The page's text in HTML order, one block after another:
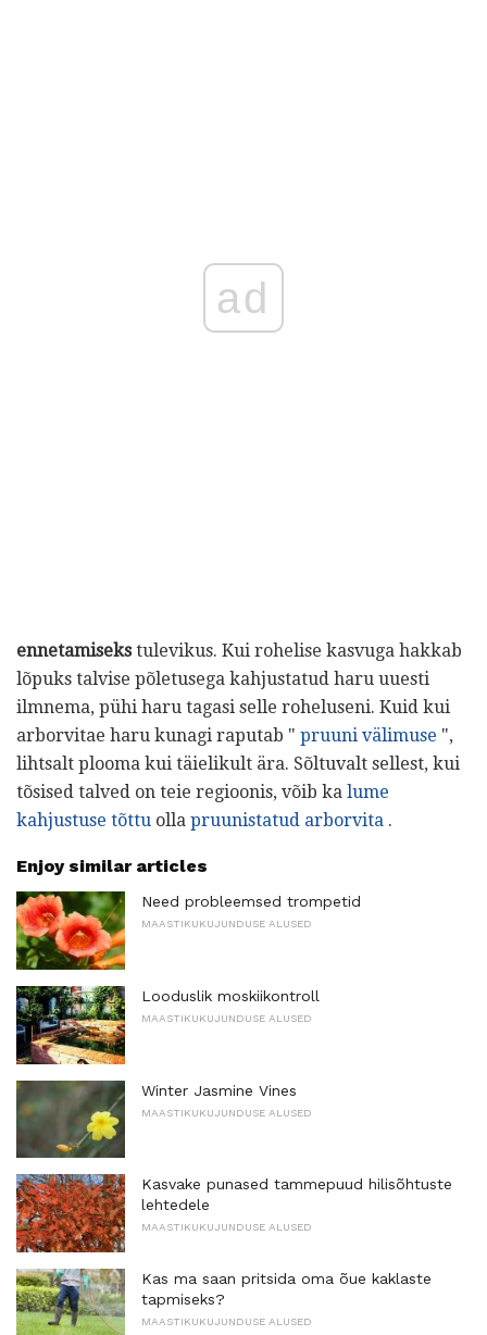
ad
ennetamisekstulevikus. Kui rohelise kasvuga hakkab
lõpuks talvise põletusega kahjustatud haru uuesti
ilmnema, pühi haru tagasi selle roheluseni. Kuid kui
arborvitae haru kunagi raputab " pruuni välimuse ",
lihtsalt plooma kui täielikult ära. Sõltuvalt sellest, kui
tõsised talved on teie regioonis, võib ka lume
kahjustuse tõttu olla pruunistatud arborvita .
Enjoy similar articles
Need probleemsed trompetid
MAASTIKUKUJUNDUSE ALUSED
Looduslik moskiikontroll
MAASTIKUKUJUNDUSE ALUSED
Winter Jasmine Vines
MAASTIKUKUJUNDUSE ALUSED
Kasvake punased tammepuud hilisõhtuste
lehtedele
MAASTIKUKUJUNDUSE ALUSED
Kas ma saan pritsida oma õue kaklaste
tapmiseks?
MAASTIKUKUJUNDUSE ALUSED